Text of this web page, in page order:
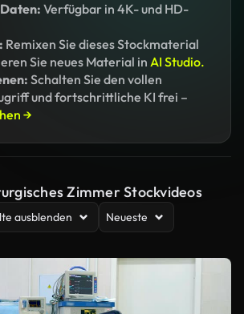
Verfügbar in 4K- und HD-
Remixen Sie dieses Stockmaterial
Sie neues Material in AI Studio.
Schalten Sie den vollen
und fortschrittliche KI frei –
→
Zimmer Stockvideos
ausblenden Neueste